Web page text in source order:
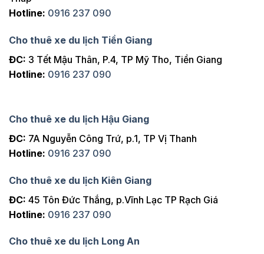
Hotline: 0916 237 090
Cho thuê xe du lịch Tiền Giang
ĐC: 3 Tết Mậu Thân, P.4, TP Mỹ Tho, Tiền Giang
Hotline: 0916 237 090
Cho thuê xe du lịch Hậu Giang
ĐC: 7A Nguyễn Công Trứ, p.1, TP Vị Thanh
Hotline: 0916 237 090
Cho thuê xe du lịch Kiên Giang
ĐC: 45 Tôn Đức Thắng, p.Vĩnh Lạc TP Rạch Giá
Hotline: 0916 237 090
Cho thuê xe du lịch Long An